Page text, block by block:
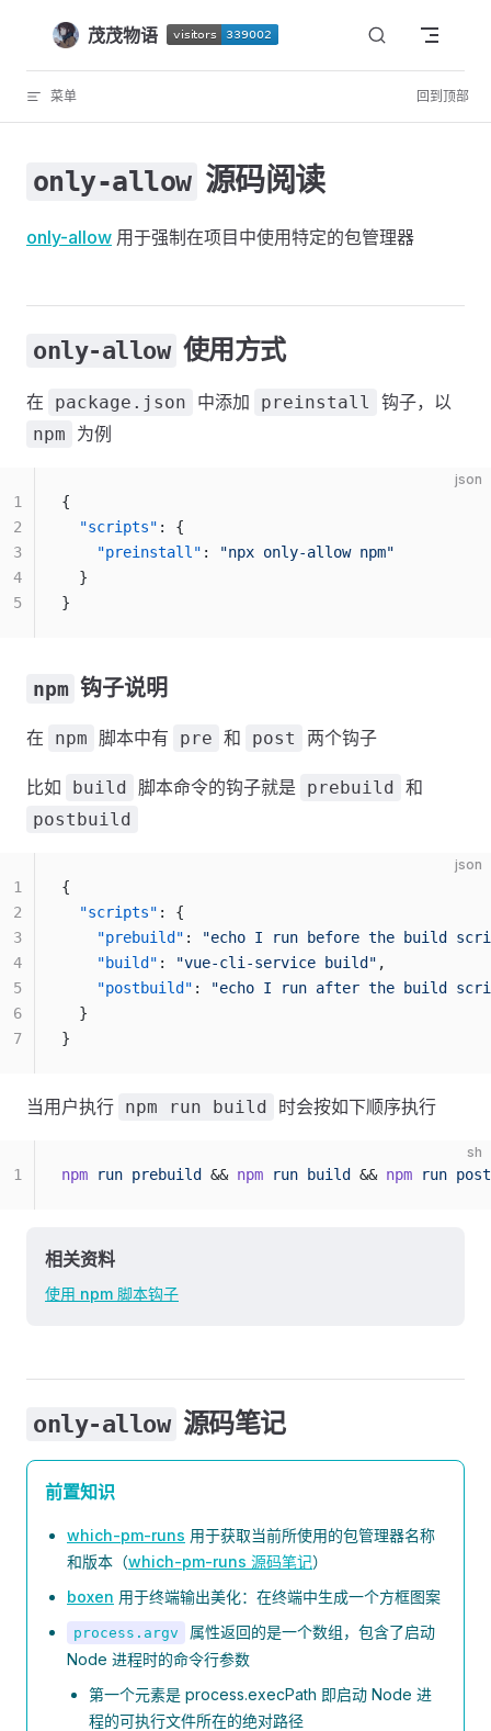
Skip to content
茂茂物语
菜单 回到顶部
only-allow 源码阅读
only-allow 用于强制在项目中使用特定的包管理器
only-allow 使用方式
在 package.json 中添加 preinstall 钩子，以
npm 为例
json
{
  "scripts"
: {
    "preinstall"
:
"npx only-allow npm"
  }
}
1
2
3
4
5
npm 钩子说明
在 npm 脚本中有 pre 和 post 两个钩子
比如 build 脚本命令的钩子就是 prebuild 和
postbuild
json
{
  "scripts"
: {
    "prebuild"
:
"echo I run before the build
    "build"
: "vue-cli-service build" ,
    "postbuild"
:
"echo I run after the build
  }
}
1
2
3
4
5
6
7
当用户执行 npm run build 时会按如下顺序执行
sh
npm run prebuild && npm run build && npm run
1
相关资料
使用 npm 脚本钩子
only-allow 源码笔记
前置知识
which-pm-runs 用于获取当前所使用的包管理器名称
和版本（which-pm-runs 源码笔记）
boxen 用于终端输出美化：在终端中生成一个方框图案
process.argv
属性返回的是一个数组，包含了启动
Node 进程时的命令行参数
第一个元素是 process.execPath 即启动 Node 进
程的可执行文件所在的绝对路径